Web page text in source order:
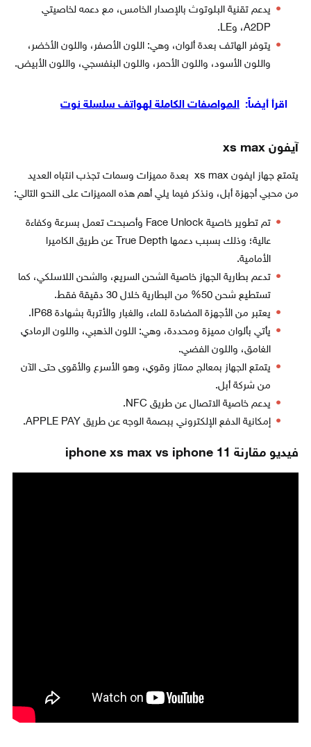
يدعم تقنية البلوتوث بالإصدار الخامس، مع دعمه لخاصيتي
A2DP، وLE.
يتوفر الهاتف بعدة ألوان، وهي: اللون الأصفر، واللون الأخضر،
واللون الأسود، واللون الأحمر، واللون البنفسجي، واللون الأبيض.
اقرأ أيضاً: المواصفات الكاملة لهواتف سلسلة نوت
آيفون xs max
يتمتع جهاز ايفون xs max بعدة مميزات وسمات تجذب انتباه العديد
من محبي أجهزة أبل، ونذكر فيما يلي أهم هذه المميزات على النحو التالي:
تم تطوير خاصية Face Unlock وأصبحت تعمل بسرعة وكفاءة
عالية؛ وذلك بسبب دعمها True Depth عن طريق الكاميرا
الأمامية.
تدعم بطارية الجهاز خاصية الشحن السريع، والشحن اللاسلكي، كما
تستطيع شحن 50% من البطارية خلال 30 دقيقة فقط.
يعتبر من الأجهزة المضادة للماء، والغبار والأتربة بشهادة IP68.
يأتي بألوان مميزة ومحددة، وهي: اللون الذهبي، واللون الرمادي
الغامق، واللون الفضي.
يتمتع الجهاز بمعالج ممتاز وقوي، وهو الأسرع والأقوى حتى الآن
من شركة أبل.
يدعم خاصية الاتصال عن طريق NFC.
إمكانية الدفع الإلكتروني ببصمة الوجه عن طريق APPLE PAY.
فيديو مقارنة iphone xs max vs iphone 11